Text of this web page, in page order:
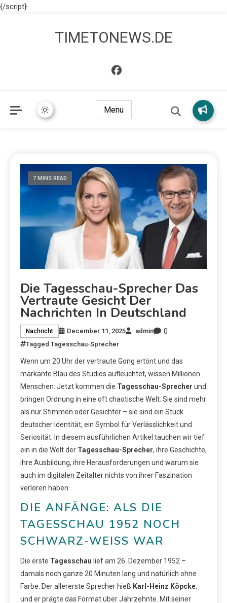
{/script}
TIMETONEWS.DE
Menu
7 MINS READ
Die Tagesschau-Sprecher Das
Vertraute Gesicht Der
Nachrichten In Deutschland
Nachricht December 11, 2025 admin 0
Tagged Tagesschau-Sprecher
Wenn um 20 Uhr der vertraute Gong ertönt und das
markante Blau des Studios aufleuchtet, wissen Millionen
Menschen: Jetzt kommen die Tagesschau-Sprecher und
bringen Ordnung in eine oft chaotische Welt. Sie sind mehr
als nur Stimmen oder Gesichter – sie sind ein Stück
deutscher Identität, ein Symbol für Verlässlichkeit und
Seriosität. In diesem ausführlichen Artikel tauchen wir tief
ein in die Welt der Tagesschau-Sprecher, ihre Geschichte,
ihre Ausbildung, ihre Herausforderungen und warum sie
auch im digitalen Zeitalter nichts von ihrer Faszination
verloren haben.
DIE ANFÄNGE: ALS DIE
TAGESSCHAU 1952 NOCH
SCHWARZ-WEISS WAR
Die erste Tagesschau lief am 26. Dezember 1952 –
damals noch ganze 20 Minuten lang und natürlich ohne
Farbe. Der allererste Sprecher hieß Karl-Heinz Köpcke,
und er prägte das Format über Jahrzehnte. Mit seiner